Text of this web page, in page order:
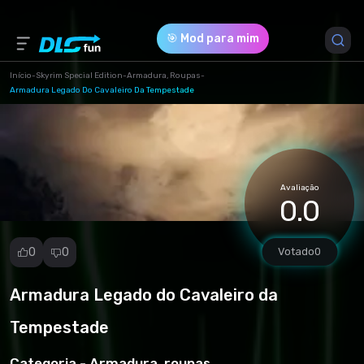
🎯 Mod para mim
Início-Skyrim Special Edition-Armadura, Roupas-
Armadura Legado Do Cavaleiro Da Tempestade
Avaliação
0.0
Votado0
0 0
Armadura Legado do Cavaleiro da
Tempestade
Denunciar
Violação de
1.0 (bdccfb1c3422fcbb5ae03f6c7ed0628e.rar)
Download (12.69 Mb)